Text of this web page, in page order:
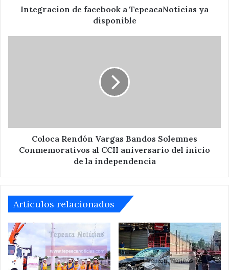
Integracion de facebook a TepeacaNoticias ya
disponible
aniversario
inicio
independencia
Coloca Rendón Vargas Bandos Solemnes
Conmemorativos al CCII aniversario del inicio
de la independencia
Articulos relacionados